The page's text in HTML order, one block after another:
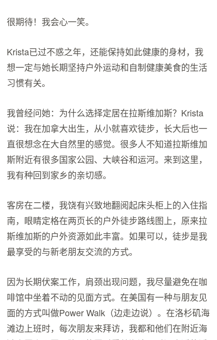
很期待！我会心一笑。
Krista已过不惑之年，还能保持如此健康的身材，我
想一定与她长期坚持户外运动和自制健康美食的生活
习惯有关。
我曾经问她：为什么选择定居在拉斯维加斯？Krista
说：我在加拿大出生，从小就喜欢徒步，长大后也一
直很想念在大自然里的感觉。很多人不知道拉斯维加
斯附近有很多国家公园、大峡谷和运河。来到这里，
我有种回到家乡的亲切感。
客房在二楼，我饶有兴致地翻阅起床头柜上的入住指
南，眼睛定格在两页长的户外徒步路线图上，原来拉
斯维加斯的户外资源如此丰富。如果可以，徒步是我
最享受的与新老朋友交流的方式。
因为长期伏案工作，肩颈出现问题，我尽量避免在咖
啡馆中坐着不动的见面方式。在美国有一种与朋友见
面的方式叫做Power Walk（边走边说）。在洛杉矶海
滩边上班时，每次朋友来拜访，我都和他们在附近海